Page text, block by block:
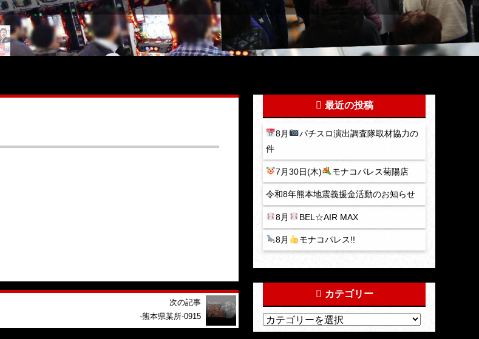
次の記事
-熊本県某所-0915
最近の投稿
8月
パチスロ演出調査隊取材協力の
件
7月30日(木) モナコパレス菊陽店
令和8年熊本地震義援金活動のお知らせ
8月 BEL☆AIR MAX
8月 モナコパレス!!
カテゴリー